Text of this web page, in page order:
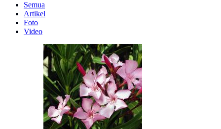
Semua
Artikel
Foto
Video